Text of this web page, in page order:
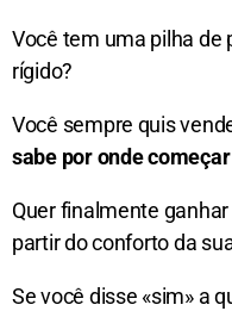
Você tem uma pilha de
rígido?
Você sempre quis
sabe por onde começar
Quer finalmente
partir do conforto da
Se você disse «sim» a